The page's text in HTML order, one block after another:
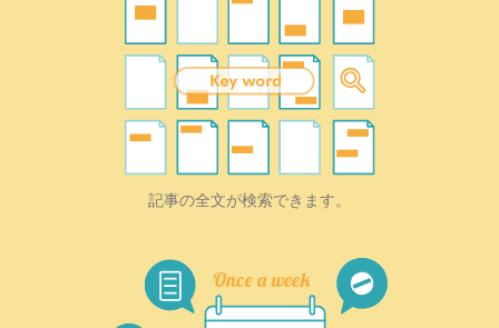
記事の全文が検索できます。